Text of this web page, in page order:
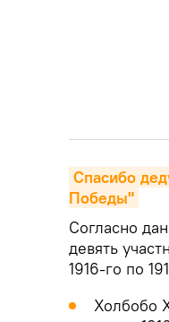
Спасибо
Победы"
Согласно
девять
1916-го по
Холбобо